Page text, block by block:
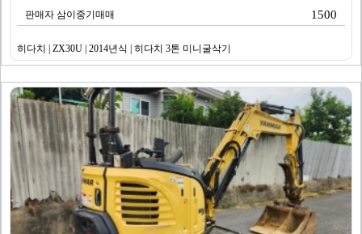
판매자 삼이중기매매 1500
히다치 | ZX30U | 2014년식 | 히다치 3톤 미니굴삭기